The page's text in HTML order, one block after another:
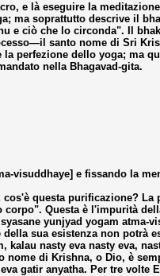
e là eseguire la
ma soprattutto descrive il
e ciò che lo circonda". Il
santo nome di Sri
perfezione dello yoga; ma
nella Bhagavad-gita.
visuddhaye] e fissando la
questa purificazione?
Questa è l'impurità
yunjyad yogam
sua esistenza non potrà
nasty eva nasty eva,
di Krishna, o Dio, è
gatir anyatha. Per tre